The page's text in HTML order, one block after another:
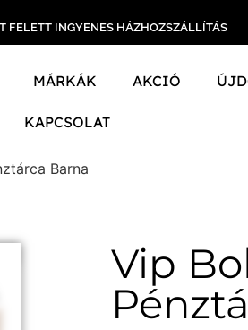
FELETT INGYENES HÁZHOZSZÁLLÍTÁS
MÁRKÁK AKCIÓ
KAPCSOLAT
Barna
Vip